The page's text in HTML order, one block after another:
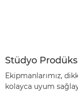
Stüdyo
Ekipmanlarımız,
kolayca uyum